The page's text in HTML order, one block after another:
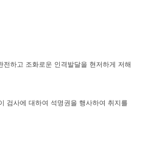
하고 조화로운 인격발달을 현저하게 저해
검사에 대하여 석명권을 행사하여 취지를